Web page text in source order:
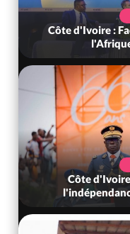
Côte
Touré
Côte
liens